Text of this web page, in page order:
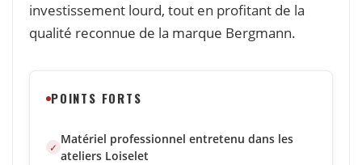
investissement lourd, tout en profitant de la
qualité reconnue de la marque Bergmann.
POINTS FORTS
Matériel professionnel entretenu dans les
ateliers Loiselet